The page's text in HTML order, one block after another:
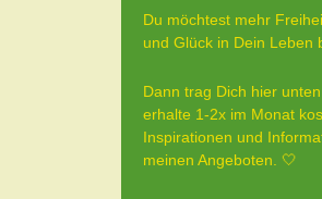
Du möchtest mehr
und Glück in Dein Leben
Dann trag Dich hier
erhalte 1-2x im Monat
Inspirationen und
meinen Angeboten. 🤍